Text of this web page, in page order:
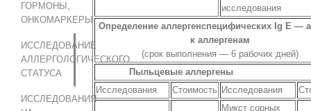
исследования
Определение аллергенспецифических Ig Ε —
к аллергенам
(срок выполнения — 6 рабочих дней)
Пыльцевые аллергены
Исследования
Cтоимость Исследования
Микст сорных
ГОРМОНЫ,
ОНКОМАРКЕРЫ
ИССЛЕДОВАНИЕ
АЛЛЕРГОЛОГИЧЕСКОГО
СТАТУСА
ИССЛЕДОВАНИЯ